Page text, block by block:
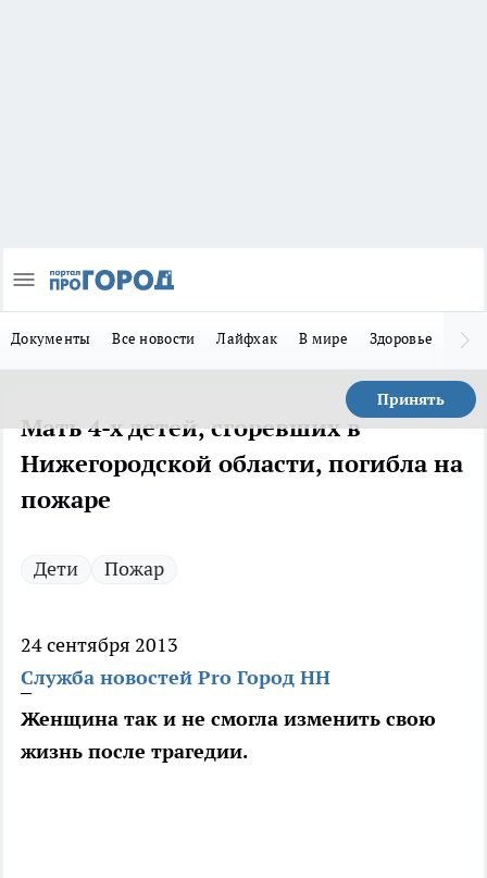
Документы Все новости Лайфхак В мире Здоровье
Принять
Мать 4-х детей, сгоревших в
Нижегородской области, погибла на
пожаре
Дети Пожар
24 сентября 2013
Служба новостей Pro Город НН
Женщина так и не смогла изменить свою
жизнь после трагедии.